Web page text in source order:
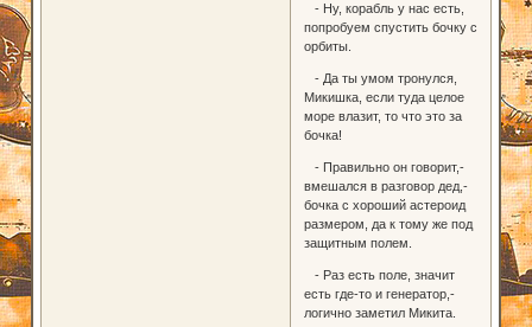
- Ну, корабль у нас есть,
попробуем спустить бочку с
орбиты.
- Да ты умом тронулся,
Микишка, если туда целое
море влазит, то что это за
бочка!
- Правильно он говорит,-
вмешался в разговор дед,-
бочка с хороший астероид
размером, да к тому же под
защитным полем.
- Раз есть поле, значит
есть где-то и генератор,-
логично заметил Микита.